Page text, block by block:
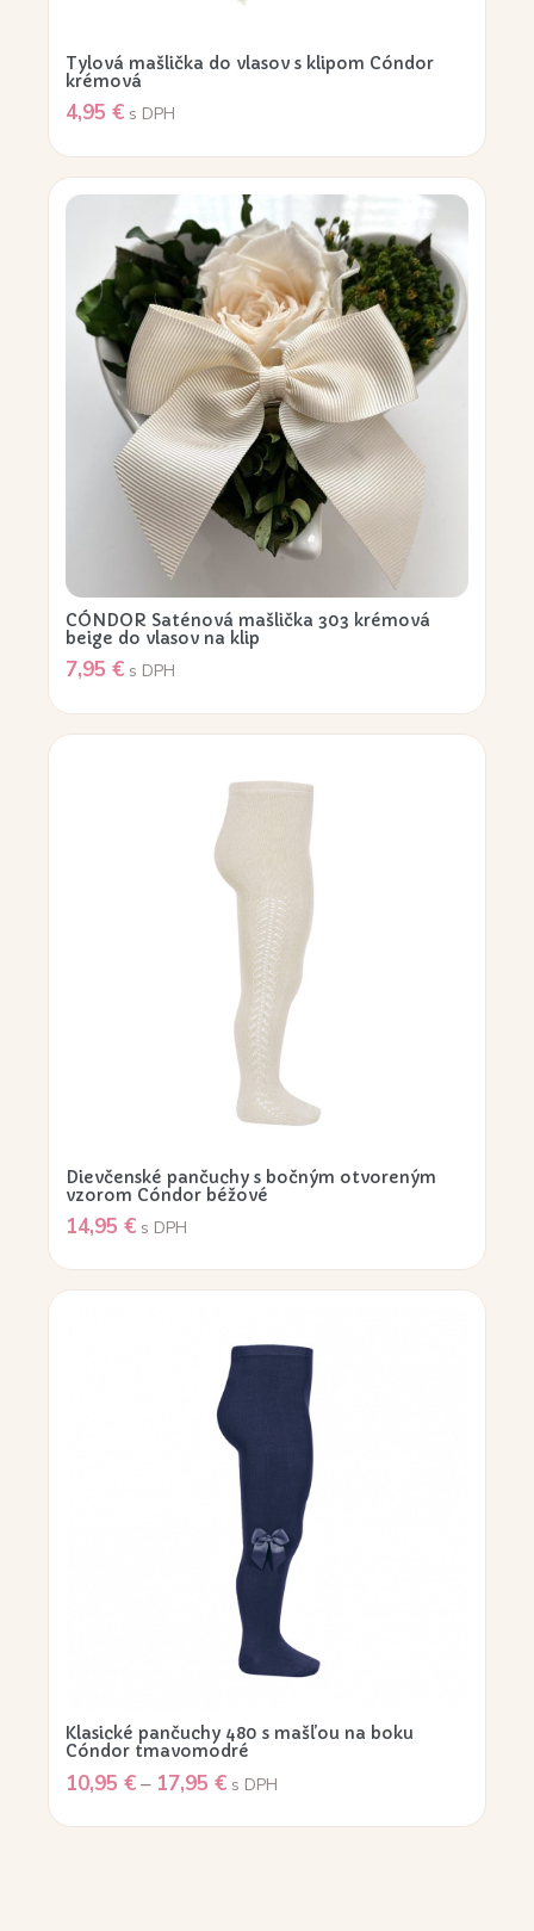
Tylová mašlička do vlasov s klipom Cóndor
krémová
4,95 € s DPH
CÓNDOR Saténová mašlička 303 krémová
beige do vlasov na klip
7,95 € s DPH
Dievčenské pančuchy s bočným otvoreným
vzorom Cóndor béžové
14,95 € s DPH
Klasické pančuchy 480 s mašľou na boku
Cóndor tmavomodré
10,95 €– 17,95 € s DPH